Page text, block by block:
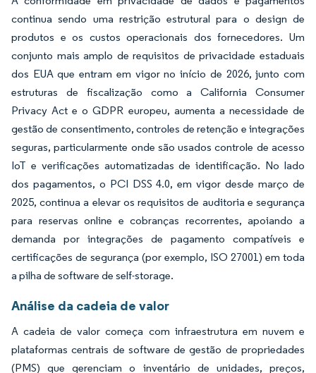
continua sendo uma restrição estrutural para o design de
produtos e os custos operacionais dos fornecedores. Um
conjunto mais amplo de requisitos de privacidade estaduais
dos EUA que entram em vigor no início de 2026, junto com
estruturas de fiscalização como a California Consumer
Privacy Act e o GDPR europeu, aumenta a necessidade de
gestão de consentimento, controles de retenção e integrações
seguras, particularmente onde são usados controle de acesso
IoT e verificações automatizadas de identificação. No lado
dos pagamentos, o PCI DSS 4.0, em vigor desde março de
2025, continua a elevar os requisitos de auditoria e segurança
para reservas online e cobranças recorrentes, apoiando a
demanda por integrações de pagamento compatíveis e
certificações de segurança (por exemplo, ISO 27001) em toda
a pilha de software de self-storage.
Análise da cadeia de valor
A cadeia de valor começa com infraestrutura em nuvem e
plataformas centrais de software de gestão de propriedades
(PMS) que gerenciam o inventário de unidades, preços,